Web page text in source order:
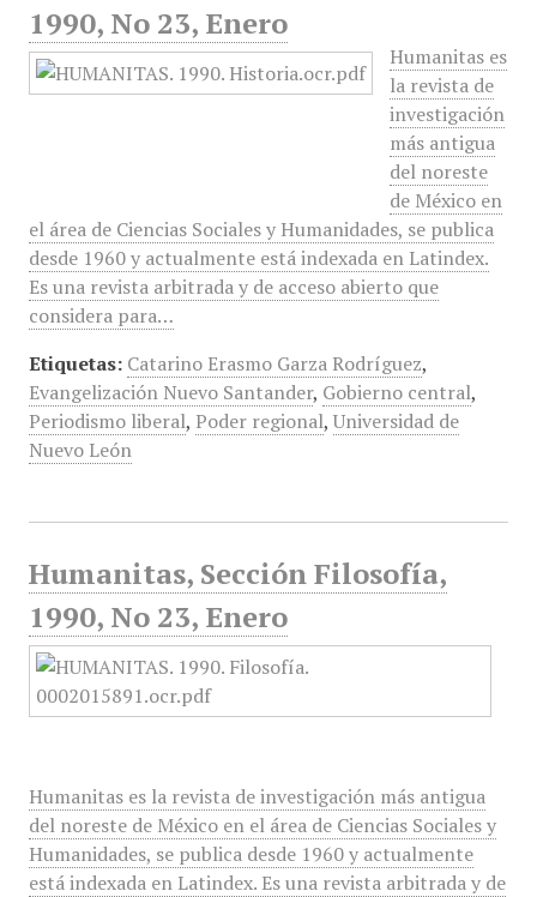
1990, No 23, Enero
Humanitas es
la revista de
investigación
más antigua
del noreste
de México en
el área de Ciencias Sociales y Humanidades, se publica
desde 1960 y actualmente está indexada en Latindex.
Es una revista arbitrada y de acceso abierto que
considera para…
Etiquetas: Catarino Erasmo Garza Rodríguez,
Evangelización Nuevo Santander, Gobierno central,
Periodismo liberal, Poder regional, Universidad de
Nuevo León
Humanitas, Sección Filosofía,
1990, No 23, Enero
Humanitas es la revista de investigación más antigua
del noreste de México en el área de Ciencias Sociales y
Humanidades, se publica desde 1960 y actualmente
está indexada en Latindex. Es una revista arbitrada y de